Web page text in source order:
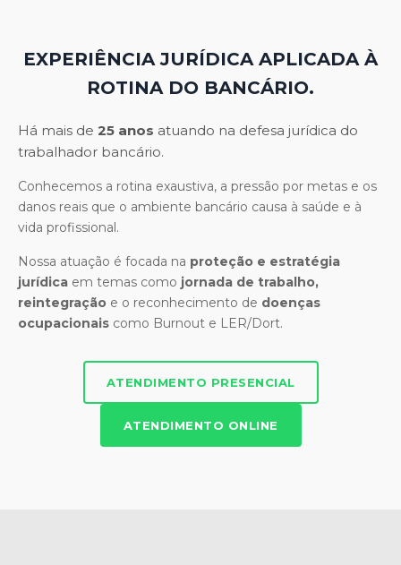
EXPERIÊNCIA JURÍDICA APLICADA À
ROTINA DO BANCÁRIO.
Há mais de 25 anos atuando na defesa jurídica do
trabalhador bancário.
Conhecemos a rotina exaustiva, a pressão por metas e os
danos reais que o ambiente bancário causa à saúde e à
vida profissional.
Nossa atuação é focada na proteção e estratégia
jurídica em temas como jornada de trabalho,
reintegração e o reconhecimento de doenças
ocupacionais como Burnout e LER/Dort.
ATENDIMENTO PRESENCIAL
ATENDIMENTO ONLINE